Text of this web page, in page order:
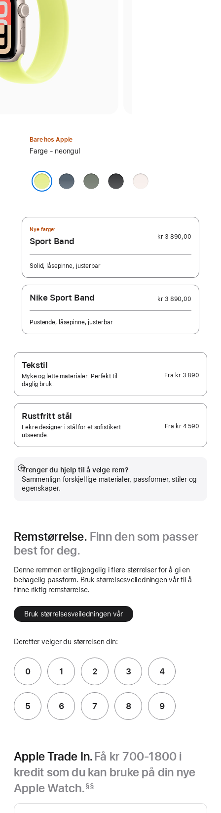
Bare hos Apple
Velg
Farge - neongul
ankerblågrønngråsvart
svak
rosa
Nye farger
Sport Band kr 3 890,00
Solid, låsepinne, justerbar
Nike Sport Band kr 3 890,00
Pustende, låsepinne, justerbar
Tekstil
Myke og lette materialer. Perfekt til
daglig bruk.
Fra kr 3 890
Rustfritt stål
Lekre designer i stål for et sofistikert
utseende.
Fra kr 4 590
Trenger du hjelp til å velge rem?
Sammenlign forskjellige materialer, passformer, stiler og
egenskaper.
Mer
Remstørrelse. Finn den som passer
best for deg.
Denne remmen er tilgjengelig i flere størrelser for å gi en
behagelig passform. Bruk størrelsesveiledningen vår til å
finne riktig remstørrelse.
Bruk størrelsesveiledningen vår
Deretter velger du størrelsen din:
0 1 2 3 4
5 6 7 8 9
Apple Trade In.Få kr 700-1800 i
kredit som du kan bruke på din nye
Apple Watch.
Fotnote
§§
Apple Trade In.